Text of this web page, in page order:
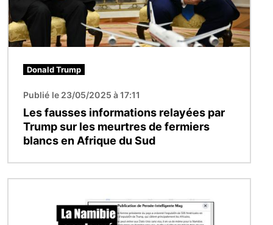
Donald Trump
Publié le 23/05/2025 à 17:11
Les fausses informations relayées par
Trump sur les meurtres de fermiers
blancs en Afrique du Sud